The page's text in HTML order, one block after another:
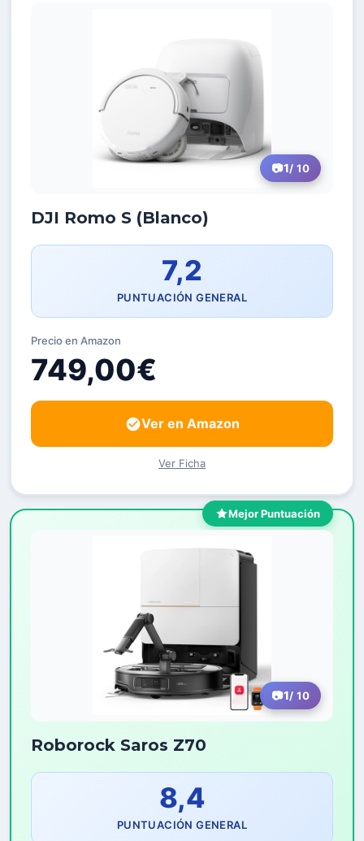
1/ 10
DJI Romo S (Blanco)
7,2
PUNTUACIÓN GENERAL
Precio en Amazon
749,00€
Ver en Amazon
Ver Ficha
Mejor Puntuación
1/ 10
Roborock Saros Z70
8,4
PUNTUACIÓN GENERAL